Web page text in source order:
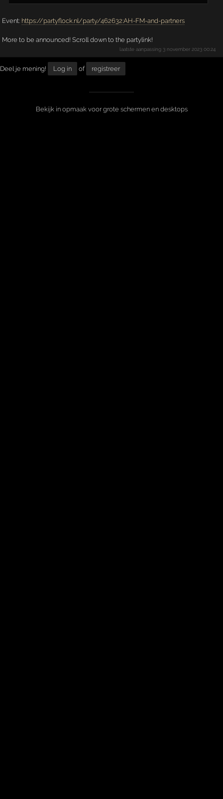
Event: https://partyflock.nl/party/462632:AH-FM-and-partners
More to be announced! Scroll down to the partylink!
laatste aanpassing 3 november 2023 00:24
Deel je mening! Log in of registreer
Bekijk in opmaak voor grote schermen en desktops